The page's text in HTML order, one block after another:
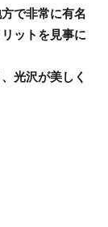
で非常に有名
ットを見事に
光沢が美しく